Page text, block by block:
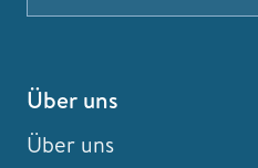
Über uns
Über uns